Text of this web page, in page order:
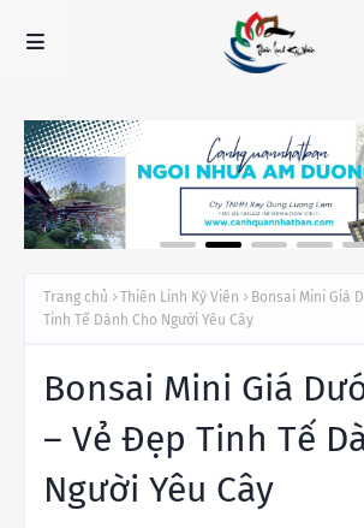
Trang chủ Thiên Linh Kỳ Viên
Bonsai Mini Giá
Tinh Tế Dành Cho Người Yêu Cây
Bonsai Mini Giá
– Vẻ Đẹp Tinh Tế
Người Yêu Cây